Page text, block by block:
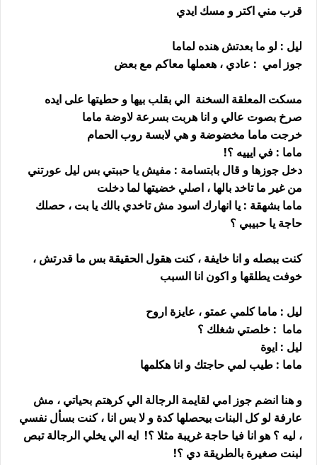
قرب مني اكتر و مسك ايدي
ليل : لو ما بعدتش هنده لماما
جوز امي : عادي ، هعملها معاكم مع بعض
مسكت المعلقة السخنة الي بقلب بيها و حطيتها على ايده
صرخ بصوت عالي و انا هربت بسرعة لاوضة ماما
خرجت ماما مخضوضة و هي لابسة روب الحمام
ماما : في ايييه ؟!
دخل جوزها و قال بابتسامة : مفيش يا حببتي بس ليل عورتني
من غير ما تاخد بالها ، اصلي خضيتها لما دخلت
ماما بشهقة : يا انهارك اسود مش تاخدي بالك يا بت ، حصلك
حاجة يا حبيبي ؟
كنت ببصله و انا خايفة ، كنت هقول الحقيقة بس ما قدرتش ،
خوفت يطلقها و اكون انا السبب
ليل : ماما كلمي عمتو ، عايزة اروح
ماما : خلصتي شغلك ؟
ليل : ايوة
ماما : طيب لمي حاجتك و انا هكلمها
و هنا انضم جوز امي لقايمة الرجالة الي كرهتم بحياتي ، مش
عارفة لو كل البنات بيحصلها كدة و لا بس انا ، كنت بسأل نفسي
، ليه ؟ هو انا فيا حاجة غريبة مثلا ؟! ايه الي يخلي الرجالة تبص
لبنت صغيرة بالطريقة دي ؟!